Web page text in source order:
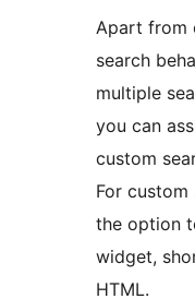
Apart from
search
multiple
you can
custom
For
the option
widget,
HTML.